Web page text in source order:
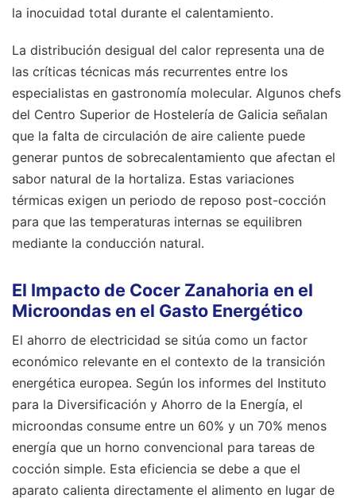
la inocuidad total durante el calentamiento.
La distribución desigual del calor representa una de
las críticas técnicas más recurrentes entre los
especialistas en gastronomía molecular. Algunos chefs
del Centro Superior de Hostelería de Galicia señalan
que la falta de circulación de aire caliente puede
generar puntos de sobrecalentamiento que afectan el
sabor natural de la hortaliza. Estas variaciones
térmicas exigen un periodo de reposo post-cocción
para que las temperaturas internas se equilibren
mediante la conducción natural.
El Impacto de Cocer Zanahoria en el
Microondas en el Gasto Energético
El ahorro de electricidad se sitúa como un factor
económico relevante en el contexto de la transición
energética europea. Según los informes del Instituto
para la Diversificación y Ahorro de la Energía, el
microondas consume entre un 60% y un 70% menos
energía que un horno convencional para tareas de
cocción simple. Esta eficiencia se debe a que el
aparato calienta directamente el alimento en lugar de